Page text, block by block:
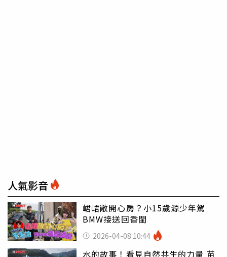
人氣影音
峮峮敞開心房？小15歲源少年駕
BMW接送回香閨
2026-04-08 10:44
水的故事！看見自然共生的力量 苗